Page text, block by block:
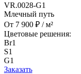
VR.0028-G1
Млечный путь
От 7 900 ₽ / м²
Цветовые решения:
Br1
S1
G1
Заказать